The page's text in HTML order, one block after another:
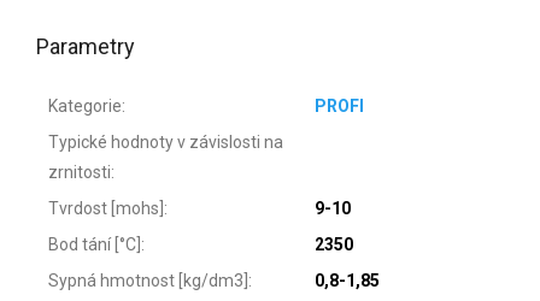
Parametry
Kategorie:
PROFI
Typické hodnoty v závislosti na
zrnitosti:
Tvrdost [mohs] :
9-10
Bod tání [°C] :
2350
Sypná hmotnost [kg/dm3] : 0,8-1,85